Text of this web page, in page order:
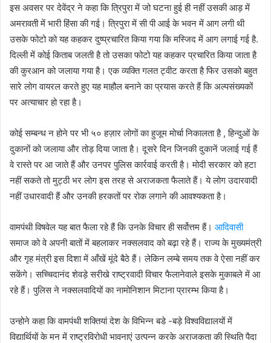
इस अवसर पर देवेंद्र ने कहा कि त्रिपुरा में जो घटना हुई ही नहीं उसकी आड़ में
अमरावती में भारी हिंसा की गई। त्रिपुरा में सी पी आई के भवन में आग लगी थी
उसके फोटो को यह कहकर दुष्प्रचारित किया गया कि मस्जिद में आग लगाई गई है.
दिल्ली में कोई किताब जलती है तो उसका फोटो यह कहकर प्रचारित किया जाता है
की कुरआन को जलाया गया है। एक व्यक्ति गलत ट्वीट करता है फिर उसको बहुत
सारे लोग वायरल करते हुए यह माहौल बनाने का प्रयास करते हैं कि अल्पसंख्यकों
पर अत्याचार हो रहा है।
कोई सम्बन्ध न होने पर भी ५० हज़ार लोगों का हुजूम मोर्चा निकालता है , हिन्दुओं के
दुकानों को जलाया और तोड़ दिया जाता है। दूसरे दिन जिनकी दुकानें जलाई गई हैं
वे रास्ते पर आ जाते हैं और उनपर पुलिस कार्रवाई करती है। मोदी सरकार को हटा
नहीं सकते तो मुट्ठी भर लोग इस तरह से अराजकता फैलाते हैं। ये लोग उदारवादी
नहीं उधारवादी हैं और उनकी हरकतों पर रोक लगाने की आवश्यकता है।
वामपंथी विषवेल यह बात फैला रहे हैं कि उनके विचार ही सर्वोत्तम हैं। आदिवासी
समाज को वे अपनी बातों में बहलाकर नक्सलवाद को बढ़ा रहे हैं। राज्य के मुख्यमंत्री
और गृह मंत्री इस दिशा में आँखें मूंदे बैठे हैं। लेकिन लम्बे समय तक वे ऐसा नहीं कर
सकेंगे। सच्चिदानंद शेवड़े सरीखे राष्ट्रवादी विचार फैलानेवाले इसके मुकाबले में आ
रहे हैं। पुलिस ने नक्सलवादियों का नामोनिशान मिटाना प्रारम्भ किया है।
उन्होने कहा कि वामपंथी शक्तियां देश के विभिन्न बडे -बड़े विश्वविद्यालयों में
विद्यार्थियों के मन में राष्ट्रविरोधी भावनाएं उत्पन्न करके अराजकता की स्थिति पैदा